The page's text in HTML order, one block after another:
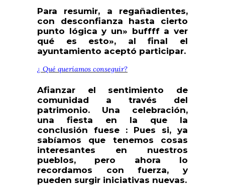
Para resumir, a regañadientes,
con desconfianza hasta cierto
punto lógica y un» buffff a ver
qué es esto», al final el
ayuntamiento aceptó participar.
¿ Qué queríamos conseguir?
Afianzar el sentimiento de
comunidad a través del
patrimonio. Una celebración,
una fiesta en la que la
conclusión fuese : Pues si, ya
sabíamos que tenemos cosas
interesantes en nuestros
pueblos, pero ahora lo
recordamos con fuerza, y
pueden surgir iniciativas nuevas.